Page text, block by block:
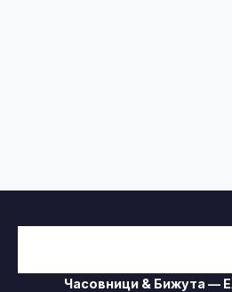
Часовници & Бижута —